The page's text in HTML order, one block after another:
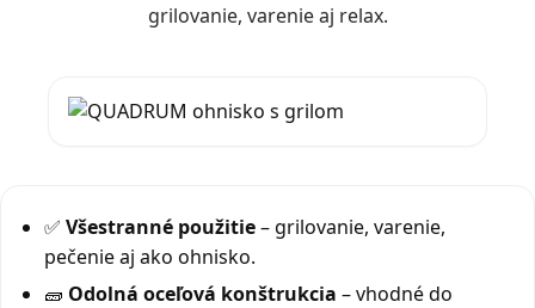
grilovanie, varenie aj relax.
✅ Všestranné použitie– grilovanie, varenie,
pečenie aj ako ohnisko.
🧱 Odolná oceľová konštrukcia – vhodné do